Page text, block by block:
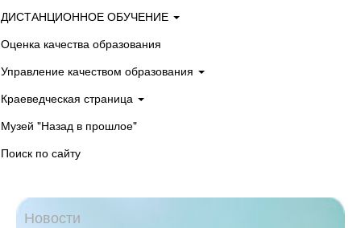
ДИСТАНЦИОННОЕ ОБУЧЕНИЕ
Оценка качества образования
Управление качеством образования
Краеведческая страница
Музей "Назад в прошлое"
Поиск по сайту
Новости